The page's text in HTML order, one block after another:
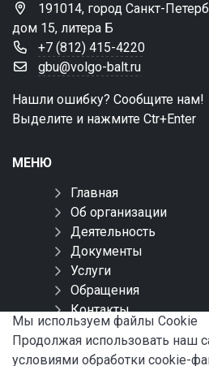
191014, город Санкт-
дом 15, литера Б
+7 (812) 415-4220
gbu@volgo-balt.ru
Нашли ошибку? Сообщите нам!
Выделите и нажмите Ctr+Enter
МЕНЮ
Главная
Об организации
Деятельность
Документы
Услуги
Обращения
Контакты
Карта сайта
Мы используем файлы Сookie
Продолжая использовать наш
условиями обработки cookie-